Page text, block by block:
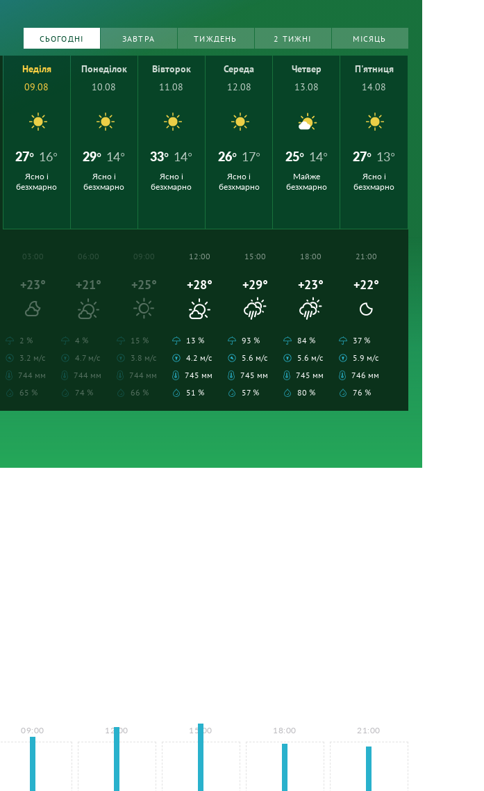
СЬОГОДНІ ЗАВТРА ТИЖДЕНЬ 2 ТИЖНІ МІСЯЦЬ
Неділя
09.08
27° 16°
Ясно і
безхмарно
Понеділок
10.08
29° 14°
Ясно і
безхмарно
Вівторок
11.08
33° 14°
Ясно і
безхмарно
Середа
12.08
26° 17°
Ясно і
безхмарно
Четвер
13.08
25° 14°
Майже
безхмарно
П'ятниця
14.08
27° 13°
Ясно і
безхмарно
03:00
+23°
2 %
3.2 м/с
744 мм
65 %
06:00
+21°
4 %
4.7 м/с
744 мм
74 %
09:00
+25°
15 %
3.8 м/с
744 мм
66 %
12:00
+28°
13 %
4.2 м/с
745 мм
51 %
15:00
+29°
93 %
5.6 м/с
745 мм
57 %
18:00
+23°
84 %
5.6 м/с
745 мм
80 %
21:00
+22°
37 %
5.9 м/с
746 мм
76 %
09:00 12:00 15:00 18:00 21:00